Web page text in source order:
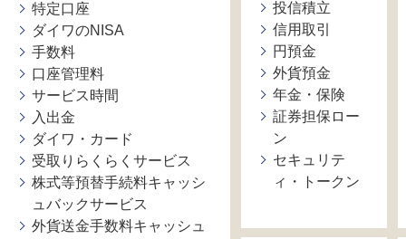
特定口座
ダイワのNISA
手数料
口座管理料
サービス時間
入出金
ダイワ・カード
受取りらくらくサービス
株式等預替手続料キャッシ
ュバックサービス
外貨送金手数料キャッシュ
投信積立
信用取引
円預金
外貨預金
年金・保険
証券担保ロー
ン
セキュリテ
ィ・トークン